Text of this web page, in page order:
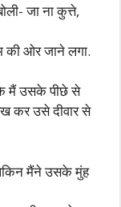
जा ना कुत्ते,
की ओर जाने लगा.
मैं उसके पीछे से
कर उसे दीवार से
मैंने उसके मुंह